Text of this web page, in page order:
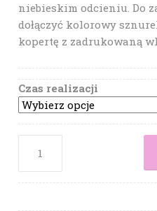
niebieskim odcieniu. Do
dołączyć kolorowy
kopertę z zadrukowaną
Czas realizacji